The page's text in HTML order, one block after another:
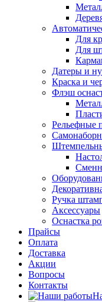
Для
Для
Датеры и
Краска и
Флэш
Рельефные
Ручка
Аксессуары
Оснастка
Прайсы
Оплата
Доставка
Акции
Вопросы
Контакты